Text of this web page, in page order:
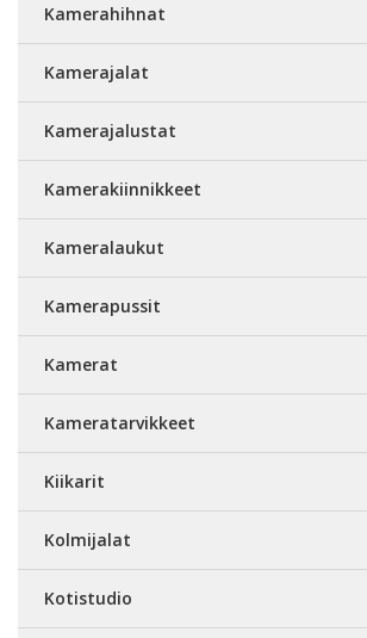
Kamerahihnat
Kamerajalat
Kamerajalustat
Kamerakiinnikkeet
Kameralaukut
Kamerapussit
Kamerat
Kameratarvikkeet
Kiikarit
Kolmijalat
Kotistudio